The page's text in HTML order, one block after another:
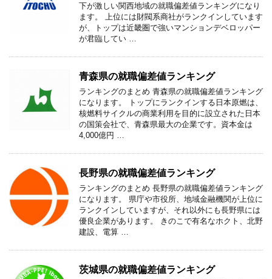
下が激しい関西地域の就職偏差値ランキングになり
ます。 上位には財閥系商社がランクインしています
が、トップは近畿圏で強いマンションデベロッパー
が君臨してい …
青森県の就職偏差値ランキング
ランキングのまとめ 青森県の就職偏差値ランキング
になります。 トップにランクインする日本原燃は、
核燃料サイクルの商業利用を目的に設立された日本
の国策会社で、青森県最大の企業です。資本金は
4,000億円 …
長野県の就職偏差値ランキング
ランキングのまとめ 長野県の就職偏差値ランキング
になります。 県庁や市役所、地域金融機関が上位に
ランクインしていますが、それ以外にも長野県には
優良企業があります。 きのこで有名なホクト、北野
建設、電算 …
茨城県の就職偏差値ランキング